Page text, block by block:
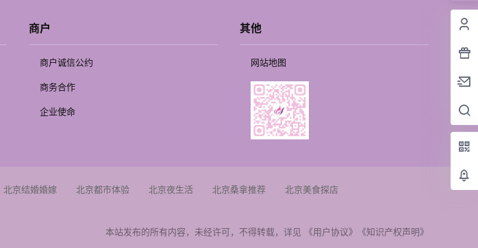
商户
商户诚信公约
商务合作
企业使命
其他
网站地图
北京结婚婚嫁 北京都市体验 北京夜生活 北京桑拿推荐 北京美食探店
本站发布的所有内容，未经许可，不得转载，详见 《用户协议》 《知识产权声明》